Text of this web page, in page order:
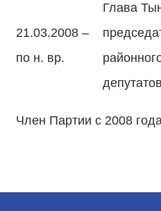
21.03.2008 –
по н. вр.
Глава
Член Партии с 2008